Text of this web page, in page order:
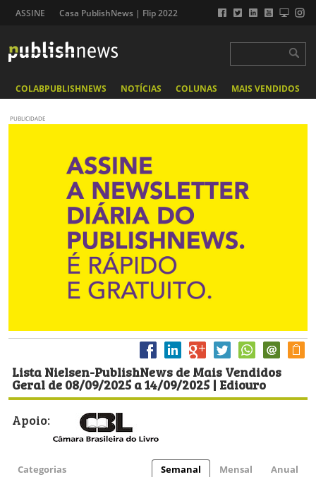
ASSINE Casa PublishNews | Flip 2022
COLABPUBLISHNEWS NOTÍCIAS COLUNAS MAIS VENDIDOS
PUBLICIDADE
Lista Nielsen-PublishNews de Mais Vendidos
Geral de 08/09/2025 a 14/09/2025 | Ediouro
Apoio:
Categorias Semanal Mensal Anual